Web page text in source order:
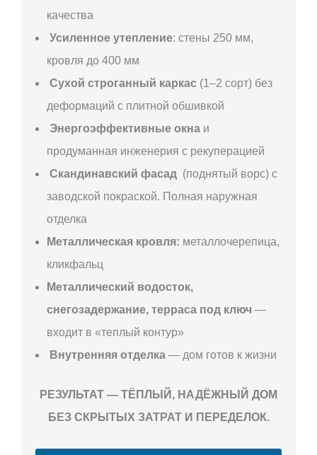
качества
Усиленное утепление: стены 250 мм,
кровля до 400 мм
Сухой строганный каркас (1–2 сорт) без
деформаций с плитной обшивкой
Энергоэффективные окна и
продуманная инженерия с рекуперацией
Скандинавский фасад (поднятый ворс) с
заводской покраской. Полная наружная
отделка
Металлическая кровля: металлочерепица,
кликфальц
Металлический водосток,
снегозадержание, терраса под ключ —
входит в «теплый контур»
Внутренняя отделка — дом готов к жизни
РЕЗУЛЬТАТ — ТЁПЛЫЙ, НАДЁЖНЫЙ ДОМ
БЕЗ СКРЫТЫХ ЗАТРАТ И ПЕРЕДЕЛОК.